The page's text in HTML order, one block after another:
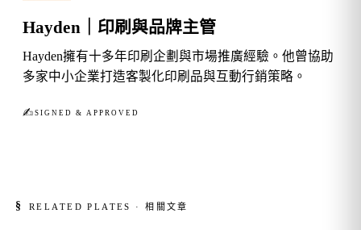
Hayden｜印刷與品牌主管
Hayden擁有十多年印刷企劃與市場推廣經驗。他曾協助
多家中小企業打造客製化印刷品與互動行銷策略。
✍︎ SIGNED & APPROVED
§ RELATED PLATES · 相關文章